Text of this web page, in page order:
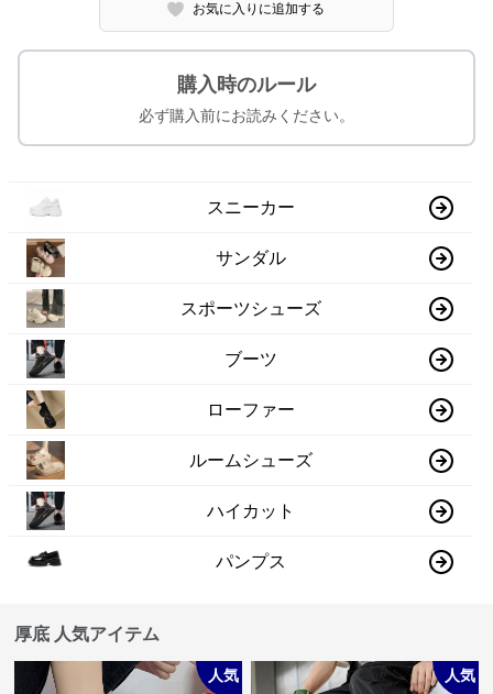
お気に入りに追加する
購入時のルール
必ず購入前にお読みください。
スニーカー
サンダル
スポーツシューズ
ブーツ
ローファー
ルームシューズ
ハイカット
パンプス
厚底 人気アイテム
人気 人気